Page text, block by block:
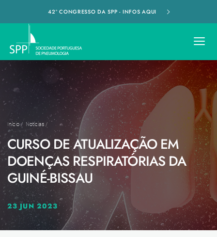
42º CONGRESSO DA SPP - INFOS AQUI
Início/ Notícias /
CURSO DE ATUALIZAÇÃO EM
DOENÇAS RESPIRATÓRIAS DA
GUINÉ-BISSAU
23 JUN 2023